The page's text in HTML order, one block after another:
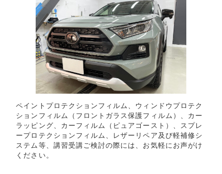
ペイントプロテクションフィルム、ウィンドウプロテク
ションフィルム（フロントガラス保護フィルム）、カー
ラッピング、カーフィルム（ピュアゴースト）、スプレ
ープロテクションフィルム、レザーリペア及び軽補修シ
ステム等、講習受講ご検討の際には、お気軽にお声がけ
ください。